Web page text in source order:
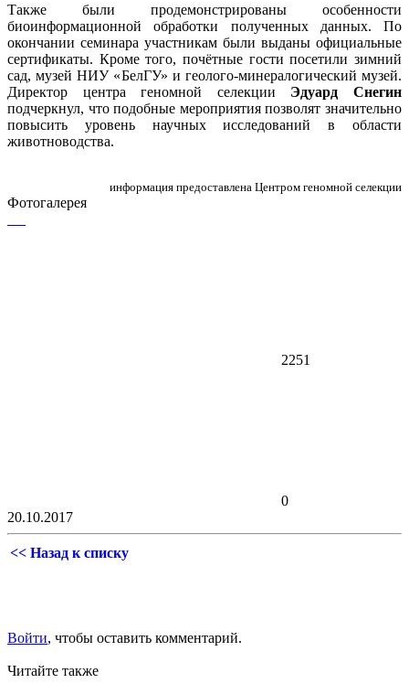
Также были продемонстрированы особенности
биоинформационной обработки полученных данных. По
окончании семинара участникам были выданы официальные
сертификаты. Кроме того, почётные гости посетили зимний
сад, музей НИУ «БелГУ» и геолого-минералогический музей.
Директор центра геномной селекции Эдуард Снегин
подчеркнул, что подобные мероприятия позволят значительно
повысить уровень научных исследований в области
животноводства.
информация предоставлена Центром геномной селекции
Фотогалерея
2251
0
20.10.2017
<< Назад к списку
Войти, чтобы оставить комментарий.
Читайте также